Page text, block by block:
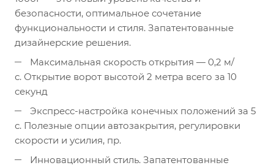
безопасности, оптимальное сочетание
функциональности и стиля. Запатентованные
дизайнерские решения.
Максимальная скорость открытия — 0,2 м/
с. Открытие ворот высотой 2 метра всего за 10
секунд
Экспресс-настройка конечных положений за 5
с. Полезные опции автозакрытия, регулировки
скорости и усилия, пр.
Инновационный стиль. Запатентованные